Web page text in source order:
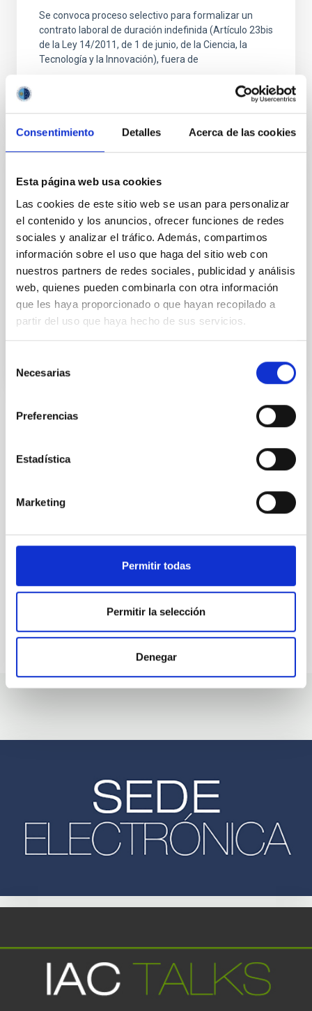
Consentimiento Detalles Acerca de las cookies
Esta página web usa cookies
Las cookies de este sitio web se usan para personalizar
el contenido y los anuncios, ofrecer funciones de redes
sociales y analizar el tráfico. Además, compartimos
información sobre el uso que haga del sitio web con
nuestros partners de redes sociales, publicidad y análisis
web, quienes pueden combinarla con otra información
que les haya proporcionado o que hayan recopilado a
partir del uso que haya hecho de sus servicios.
Necesarias
Preferencias
Estadística
Marketing
Permitir todas
Permitir la selección
Denegar
Se convoca proceso selectivo para formalizar un
contrato laboral de duración indefinida (Artículo 23bis
de la Ley 14/2011, de 1 de junio, de la Ciencia, la
Tecnología y la Innovación), fuera de
PERMANENT (OPEN TO PUBLIC)
UN CONTRATO - TÉCNICO/A DE TALLER -
ESPECIALIDAD MECÁNICA- FIJO
LABORAL - PS-2026-032
Se convoca proceso selectivo para el ingreso, como
personal laboral fijo, de un puesto de trabajo con la
categoría profesional de Técnico/a de Taller, acogido
al Convenio y que tendrá, entre otras
looking for people with
talent.